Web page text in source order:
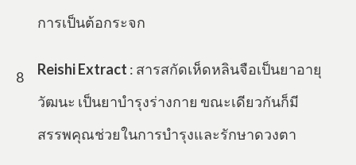
การเป็นต้อกระจก
8 Reishi Extract : สารสกัดเห็ดหลินจือเป็นยาอายุ
วัฒนะ เป็นยาบำรุงร่างกาย ขณะเดียวกันก็มี
สรรพคุณช่วยในการบำรุงและรักษาดวงตา